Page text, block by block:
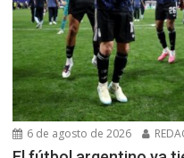
6 de agosto de 2026